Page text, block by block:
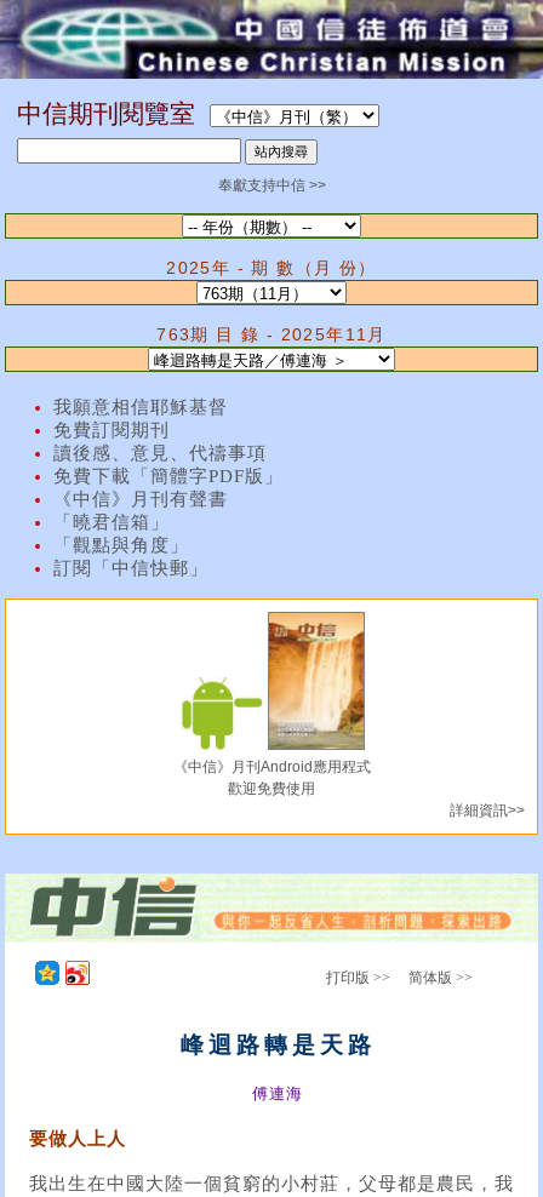
中信期刊閱覽室
奉獻支持中信 >>
2025年 - 期 數（月 份）
763期 目 錄 - 2025年11月
我願意相信耶穌基督
免費訂閱期刊
讀後感、意見、代禱事項
免費下載「簡體字PDF版」
《中信》月刊有聲書
「曉君信箱」
「觀點與角度」
訂閱「中信快郵」
《中信》月刊Android應用程式
歡迎免費使用
詳細資訊>>
打印版 >> 简体版 >>
峰迴路轉是天路
傅連海
要做人上人
我出生在中國大陸一個貧窮的小村莊，父母都是農民，我